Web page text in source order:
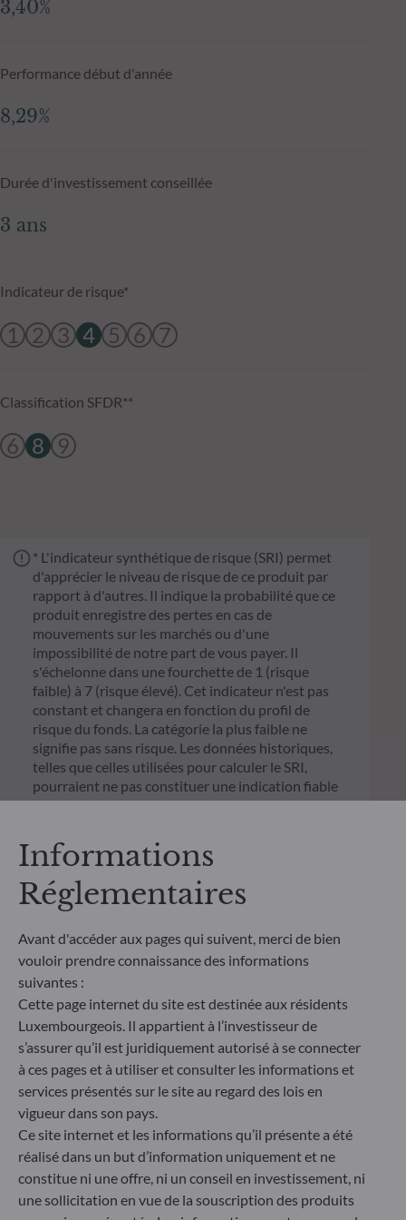
3,40%
Performance début d'année
8,29%
Durée d'investissement conseillée
3 ans
Indicateur de risque*
1 2 3 4 5 6 7
Classification SFDR**
6 8 9
* L'indicateur synthétique de risque (SRI) permet
d'apprécier le niveau de risque de ce produit par
rapport à d'autres. Il indique la probabilité que ce
produit enregistre des pertes en cas de
mouvements sur les marchés ou d'une
impossibilité de notre part de vous payer. Il
s'échelonne dans une fourchette de 1 (risque
faible) à 7 (risque élevé). Cet indicateur n'est pas
constant et changera en fonction du profil de
risque du fonds. La catégorie la plus faible ne
signifie pas sans risque. Les données historiques,
telles que celles utilisées pour calculer le SRI,
pourraient ne pas constituer une indication fiable
du profil de risque futur du Fonds. L'atteinte des
être garantie.
** Le règlement européen sur la publication
d’informations en matière de durabilité dans le
ensemble de règles européennes visant à rendre le
profil de durabilité des fonds transparent, plus
comparable et davantage compréhensible par les
investisseurs finaux. Article 6 : L'équipe de gestion
ne prend pas en compte les risques de durabilité ou
les effets négatifs des décisions d'investissement
sur les facteurs de durabilité dans le processus de
décision d'investissement. Article 8 : L'équipe de
gestion traite les risques de durabilité en intégrant
des critères ESG (Environnement et/ou Social et/ou
Gouvernance) dans son processus de décision
d'investissement. Article 9 : L'équipe de gestion suit
un objectif d'investissement durable strict qui
contribue de manière significative aux défis de la
transition écologique, et traite les risques de
Informations
Réglementaires
Avant d'accéder aux pages qui suivent, merci de bien
vouloir prendre connaissance des informations
suivantes :
Cette page internet du site est destinée aux résidents
Luxembourgeois. Il appartient à l’investisseur de
s’assurer qu’il est juridiquement autorisé à se connecter
à ces pages et à utiliser et consulter les informations et
services présentés sur le site au regard des lois en
vigueur dans son pays.
Ce site internet et les informations qu’il présente a été
réalisé dans un but d’information uniquement et ne
constitue ni une offre, ni un conseil en investissement, ni
une sollicitation en vue de la souscription des produits